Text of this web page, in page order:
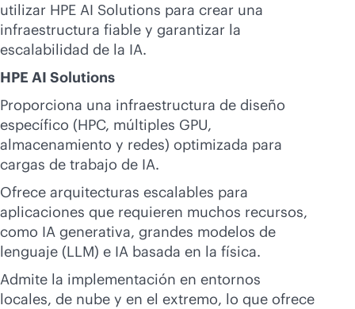
utilizar HPE AI Solutions para crear una
infraestructura fiable y garantizar la
escalabilidad de la IA.
HPE AI Solutions
Proporciona una infraestructura de diseño
específico (HPC, múltiples GPU,
almacenamiento y redes) optimizada para
cargas de trabajo de IA.
Ofrece arquitecturas escalables para
aplicaciones que requieren muchos recursos,
como IA generativa, grandes modelos de
lenguaje (LLM) e IA basada en la física.
Admite la implementación en entornos
locales, de nube y en el extremo, lo que ofrece